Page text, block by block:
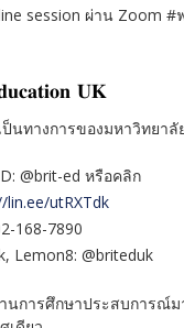
session ผ่าน Zoom
𝐔𝐊
ป็นทางการของมหาวิทยา
@brit-ed หรือคลิก
lin.ee/utRXTdk
168-7890
Lemon8: @briteduk
นการศึกษาประสบการณ์ม